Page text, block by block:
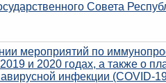
Совета
мероприятий по
и 2020 годах, а также о
инфекции (COVID-